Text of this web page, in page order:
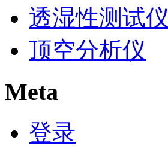
透湿性测试仪
顶空分析仪
Meta
登录